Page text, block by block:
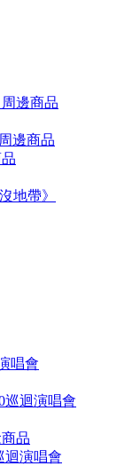
邊商品
邊商品
地帶》
唱會
巡迴演唱會
品
迴演唱會